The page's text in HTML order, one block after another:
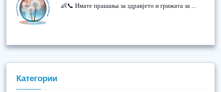
👶📞 Имате прашања за здравјето и грижата за ...
Категории